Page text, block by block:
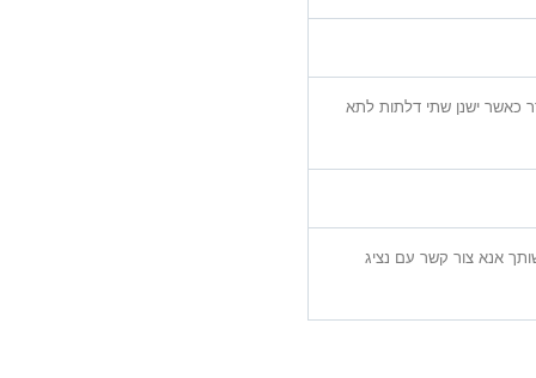
כאשר ישנן שתי דלתות לתא
אנא צור קשר עם נציג